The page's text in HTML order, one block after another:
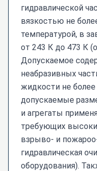
гидравлической
вязкостью не
температурой, в
от 243 К до 473 К
Допускаемое
неабразивных
жидкости не более
допускаемые
и агрегаты
требующих
взрыво- и
гидравлическая
оборудования).